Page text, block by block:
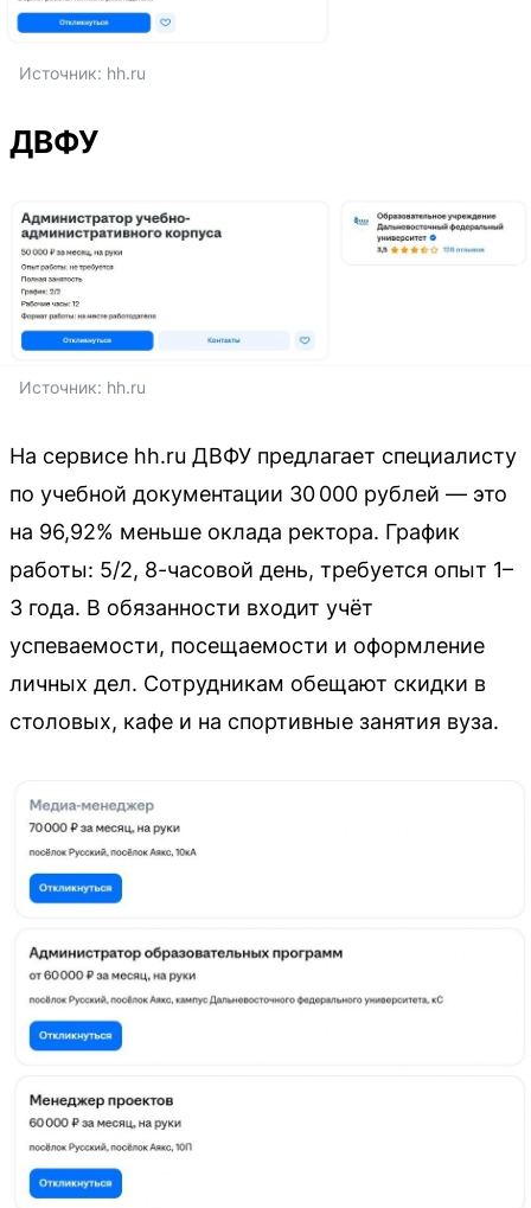
Источник: hh.ru
ДВФУ
Источник: hh.ru
На сервисе hh.ru ДВФУ предлагает специалисту
по учебной документации 30 000 рублей — это
на 96,92% меньше оклада ректора. График
работы: 5/2, 8-часовой день, требуется опыт 1–
3 года. В обязанности входит учёт
успеваемости, посещаемости и оформление
личных дел. Сотрудникам обещают скидки в
столовых, кафе и на спортивные занятия вуза.